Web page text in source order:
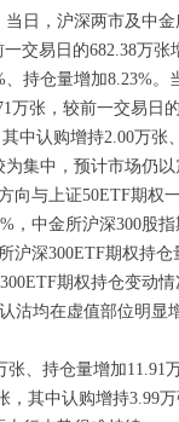
日，沪深两市及中
交易日的682.38万张
持仓量增加8.23%
万张，较前一交易日
中认购增持2.00万
集中，预计市场仍以
向与上证50ETF期权
，中金所沪深300股
沪深300ETF期权持
期权持仓变动
沽均在虚值部位明
张、持仓量增加
，其中认购增持3.99